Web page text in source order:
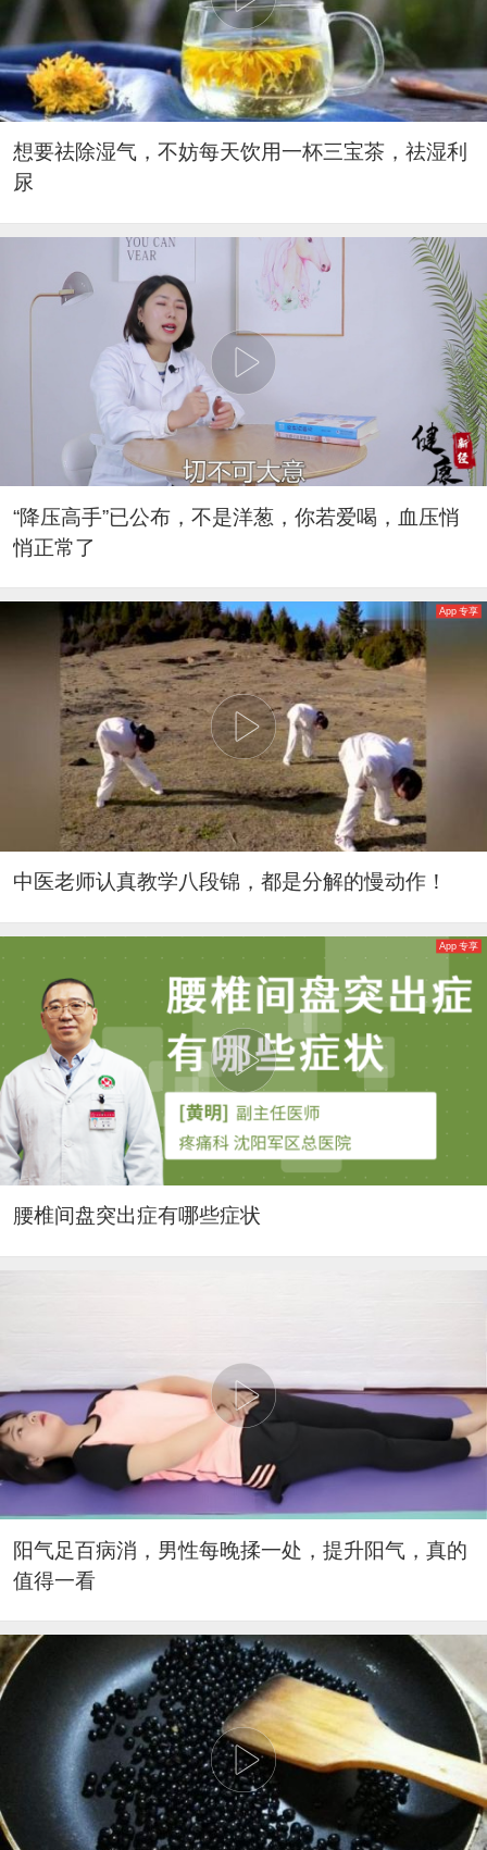
想要祛除湿气，不妨每天饮用一杯三宝茶，祛湿利
尿
“降压高手”已公布，不是洋葱，你若爱喝，血压悄
悄正常了
App 专享
中医老师认真教学八段锦，都是分解的慢动作！
App 专享
腰椎间盘突出症有哪些症状
阳气足百病消，男性每晚揉一处，提升阳气，真的
值得一看